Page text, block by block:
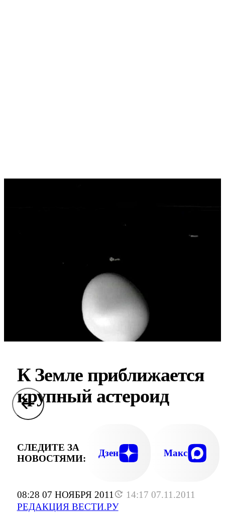
08:28 07 НОЯБРЯ 2011
14:17 07.11.2011
РЕДАКЦИЯ ВЕСТИ.РУ
К Земле приближается
крупный астероид
СЛЕДИТЕ ЗА
НОВОСТЯМИ:
Дзен Макс